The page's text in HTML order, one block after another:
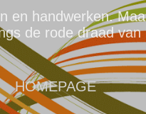
en handwerken.
de rode draad
HOMEPAGE